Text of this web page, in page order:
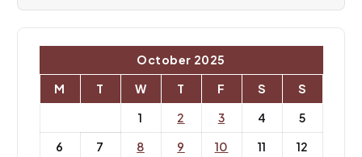
October 2025
M
T W T F S
S
1
2 3 4
5
6
7 8 9 10 11
12